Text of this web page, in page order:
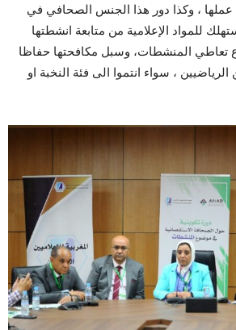
، وكذا دور هذا الجنس الصحافي في
للمواد الإعلامية من متابعة انشطتها
المنشطات، وسبل مكافحتها حفاظا
، سواء انتموا الى فئة النخبة او